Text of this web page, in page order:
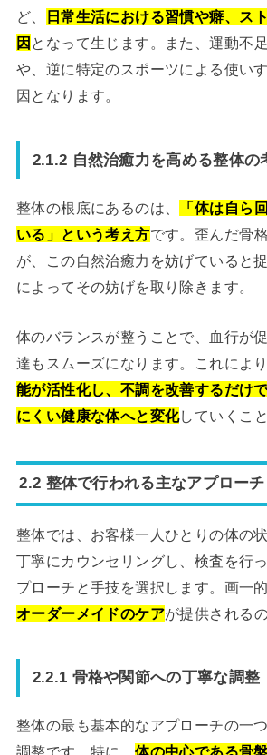
ど、
日常生活における習慣や癖、ス
因 となって生じます。また、運動不
や、逆に特定のスポーツによる使い
因となります。
2.1.2 自然治癒力を高める整体の
整体の根底にあるのは、
「体は自ら
いる」という考え方です。歪んだ骨
が、この自然治癒力を妨げていると
によってその妨げを取り除きます。
体のバランスが整うことで、血行が
達もスムーズになります。これによ
能が活性化し、不調を改善するだけ
にくい健康な体へと変化していくこ
2.2 整体で行われる主なアプロー
整体では、お客様一人ひとりの体の
丁寧にカウンセリングし、検査を行
プローチと手技を選択します。画一
オーダーメイドのケアが提供される
2.2.1 骨格や関節への丁寧な調整
整体の最も基本的なアプローチの一
調整です。特に、体の中心である骨